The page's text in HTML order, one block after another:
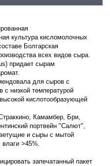
культура кисломолочных
Болгарская
всех видов сыра.
придает сырам
для сыров с
низкой температурой
кислотообразующей
Камамбер, Бри,
портвейн "Салют",
и сыры с мытой
>45%.
запечатанный пакет